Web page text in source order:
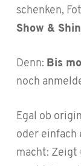
schenken,
Show &
Denn: Bis
noch
Egal ob
oder einfach
macht: Zeigt